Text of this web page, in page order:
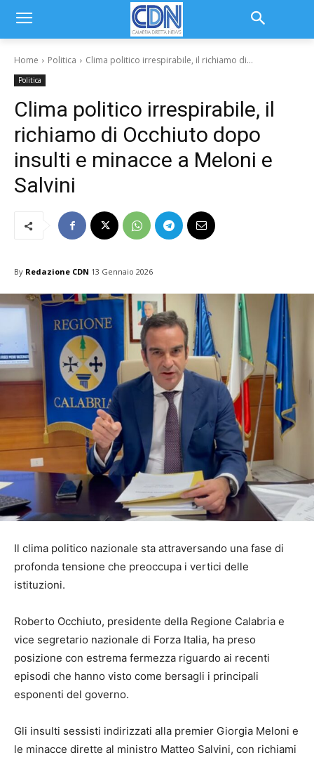
Home Politica Clima politico irrespirabile, il richiamo di...
Politica
Clima politico irrespirabile, il
richiamo di Occhiuto dopo
insulti e minacce a Meloni e
Salvini
By Redazione CDN 13 Gennaio 2026
Il clima politico nazionale sta attraversando una fase di
profonda tensione che preoccupa i vertici delle
istituzioni.
Roberto Occhiuto, presidente della Regione Calabria e
vice segretario nazionale di Forza Italia, ha preso
posizione con estrema fermezza riguardo ai recenti
episodi che hanno visto come bersagli i principali
esponenti del governo.
Gli insulti sessisti indirizzati alla premier Giorgia Meloni e
le minacce dirette al ministro Matteo Salvini, con richiami